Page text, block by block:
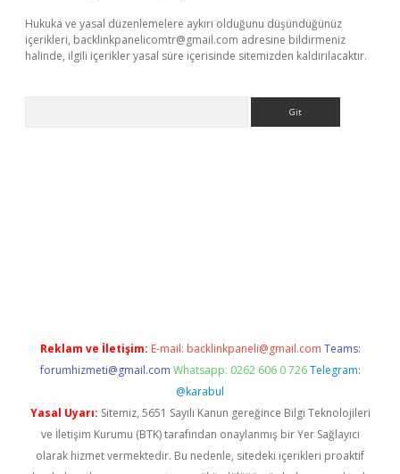
Hukuka ve yasal düzenlemelere aykırı olduğunu düşündüğünüz
içerikleri, backlinkpanelicomtr@gmail.com adresine bildirmeniz
halinde, ilgili içerikler yasal süre içerisinde sitemizden kaldırılacaktır.
Reklam ve İletişim: E-mail: backlinkpaneli@gmail.com Teams:
forumhizmeti@gmail.com Whatsapp: 0262 606 0 726 Telegram:
@karabul
Yasal Uyarı: Sitemiz, 5651 Sayılı Kanun gereğince Bilgi Teknolojileri
ve İletişim Kurumu (BTK) tarafından onaylanmış bir Yer Sağlayıcı
olarak hizmet vermektedir. Bu nedenle, sitedeki içerikleri proaktif